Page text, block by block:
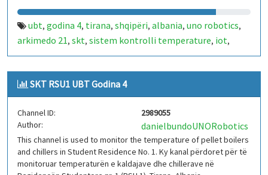
ubt, godina 4, tirana, shqipëri, albania, uno robotics,
arkimedo 21, skt, sistem kontrolli temperature, iot,
arduino,kaldajë,chiller,rsu 1
SKT RSU1 UBT Godina 4
Channel ID:
2989055
Author:
danielbundoUNORobotics
This channel is used to monitor the temperature of pellet boilers
and chillers in Student Residence No. 1. Ky kanal përdoret për të
monitoruar temperaturën e kaldajave dhe chillerave në